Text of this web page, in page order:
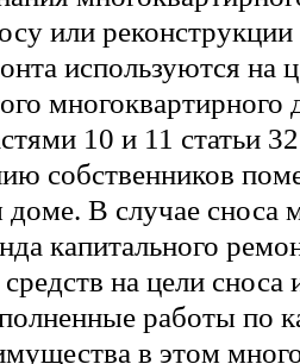
или реконструкции
используются на
многоквартирного
10 и 11 статьи
собственников
В случае сноса
капитального
на цели сноса
работы по
в этом